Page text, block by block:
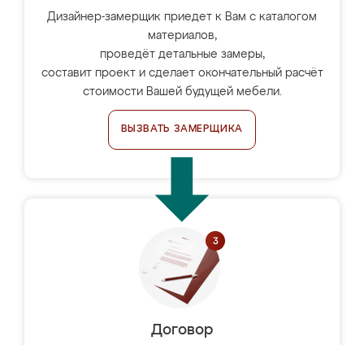
Дизайнер-замерщик приедет к Вам с каталогом
материалов,
проведёт детальные замеры,
составит проект и сделает окончательный расчёт
стоимости Вашей будущей мебели.
ВЫЗВАТЬ ЗАМЕРЩИКА
Договор